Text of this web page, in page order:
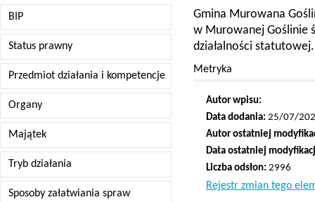
BIP
Status prawny
Przedmiot działania i kompetencje
Organy
Majątek
Tryb działania
Sposoby załatwiania spraw
Gmina Murowana
w Murowanej Goślinie
działalności statutowej.
Metryka
Autor wpisu:
Data dodania: 25/07/
Autor ostatniej
Data ostatniej
Liczba odsłon: 2996
Rejestr zmian tego